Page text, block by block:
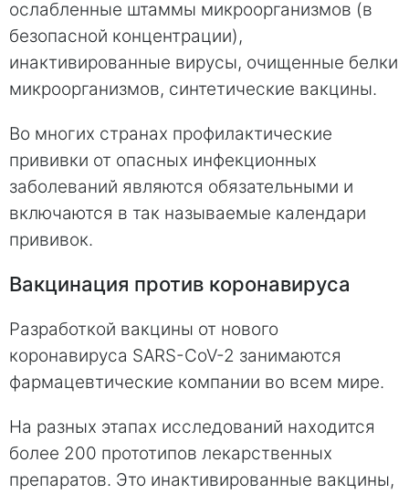
ослабленные штаммы микроорганизмов (в
безопасной концентрации),
инактивированные вирусы, очищенные белки
микроорганизмов, синтетические вакцины.
Во многих странах профилактические
прививки от опасных инфекционных
заболеваний являются обязательными и
включаются в так называемые календари
прививок.
Вакцинация против коронавируса
Разработкой вакцины от нового
коронавируса SARS-CoV-2 занимаются
фармацевтические компании во всем мире.
На разных этапах исследований находится
более 200 прототипов лекарственных
препаратов. Это инактивированные вакцины,